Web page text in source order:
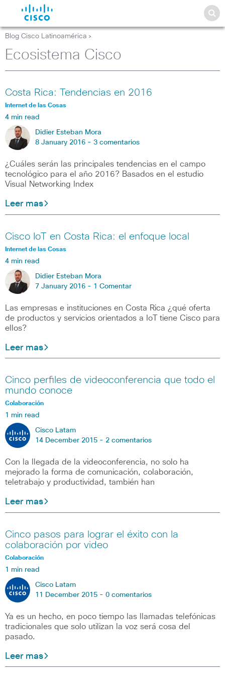
Blog Cisco Latinoamérica >
Ecosistema Cisco
Costa Rica: Tendencias en 2016
Internet de las Cosas
4 min read
Didier Esteban Mora
8 January 2016 - 3 comentarios
¿Cuáles serán las principales tendencias en el campo
tecnológico para el año 2016? Basados en el estudio
Visual Networking Index
Leer mas
Cisco IoT en Costa Rica: el enfoque local
Internet de las Cosas
4 min read
Didier Esteban Mora
7 January 2016 - 1 Comentar
Las empresas e instituciones en Costa Rica ¿qué oferta
de productos y servicios orientados a IoT tiene Cisco para
ellos?
Leer mas
Cinco perfiles de videoconferencia que todo el
mundo conoce
Colaboración
1 min read
Cisco Latam
14 December 2015 - 2 comentarios
Con la llegada de la videoconferencia, no solo ha
mejorado la forma de comunicación, colaboración,
teletrabajo y productividad, también han
Leer mas
Cinco pasos para lograr el éxito con la
colaboración por video
Colaboración
1 min read
Cisco Latam
11 December 2015 - 0 comentarios
Ya es un hecho, en poco tiempo las llamadas telefónicas
tradicionales que solo utilizan la voz será cosa del
pasado.
Leer mas